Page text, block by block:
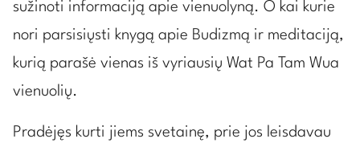
sužinoti informaciją apie vienuolyną. O kai kurie
nori parsisiųsti knygą apie Budizmą ir meditaciją,
kurią parašė vienas iš vyriausių Wat Pa Tam Wua
vienuolių.
Pradėjęs kurti jiems svetainę, prie jos leisdavau